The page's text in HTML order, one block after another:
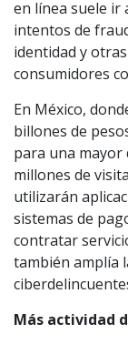
en línea suele ir
intentos de
identidad y
consumidores
En México,
billones de
para una mayor
millones de
utilizarán
sistemas de
contratar
también amplía
Más actividad